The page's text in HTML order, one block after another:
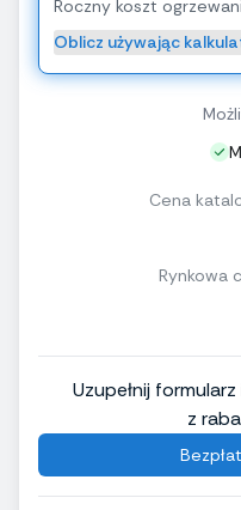
Roczny koszt
Oblicz używając
Cena
Rynkowa
Uzupełnij
z